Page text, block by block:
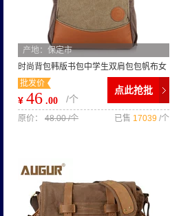
产地：保定市
时尚背包韩版书包中学生双肩包包帆布女
包潮分销代理学院风1125
批发价
¥ 46 .00 /个
点此抢批
已售 17039 /个
原价： 48.00 /个